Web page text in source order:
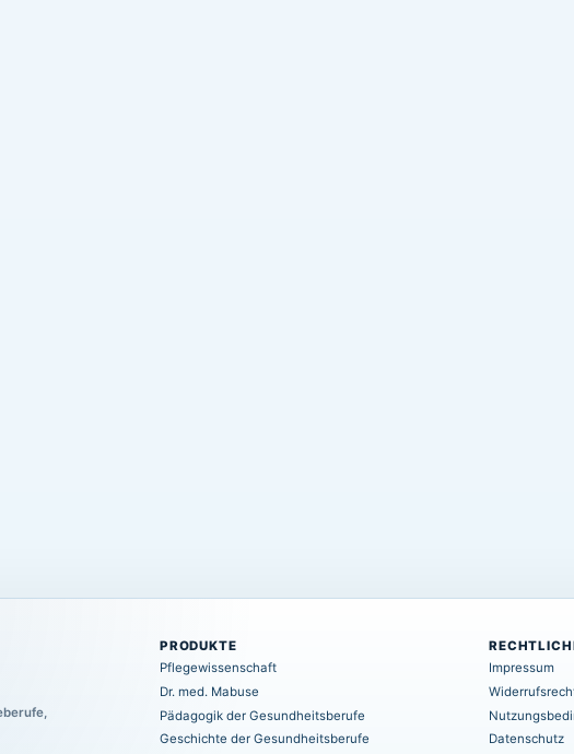
PRODUKTE
Pflegewissenschaft
Dr. med. Mabuse
Pädagogik der Gesundheitsberufe
Geschichte der Gesundheitsberufe
Impressum
Datenschutz